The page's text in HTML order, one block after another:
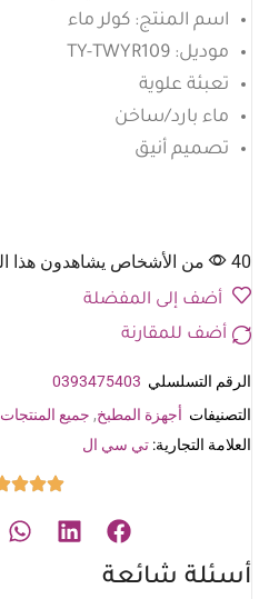
اسم المنتج: كولر ماء
موديل: TY-TWYR109
تعبئة علوية
ماء بارد/ساخن
تصميم أنيق
40 من الأشخاص يشاهدون هذا المنتج الآن
أضف إلى المفضلة
أضف للمقارنة
الرقم التسلسلي 0393475403
التصنيفات أجهزة المطبخ, جميع المنتجات
العلامة التجارية: تي سي ال
أسئلة شائعة